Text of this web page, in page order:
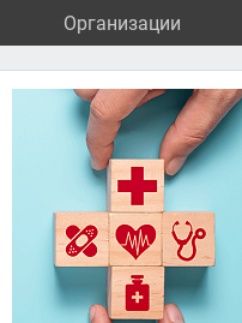
Организации